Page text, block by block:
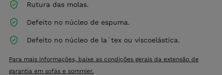
Rutura das molas.
Defeito no núcleo de espuma.
Defeito no núcleo de la´tex ou viscoelástica.
Para mais informações, baixe as condições gerais da extensão de
garantia em sofás e sommier.